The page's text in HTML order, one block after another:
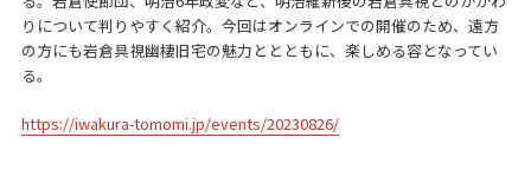
りについて判りやすく紹介。今回はオンラインでの開催のため、遠方
の方にも岩倉具視幽棲旧宅の魅力ととともに、楽しめる容となってい
る。
https://iwakura-tomomi.jp/events/20230826/